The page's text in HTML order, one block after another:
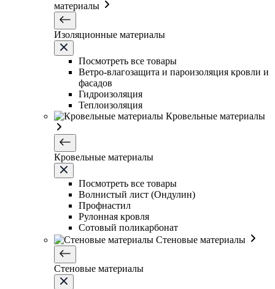
материалы
Изоляционные материалы
Посмотреть все товары
Ветро-влагозащита и пароизоляция кровли и
фасадов
Гидроизоляция
Теплоизоляция
Кровельные материалы
Кровельные материалы
Посмотреть все товары
Волнистый лист (Ондулин)
Профнастил
Рулонная кровля
Сотовый поликарбонат
Стеновые материалы
Стеновые материалы